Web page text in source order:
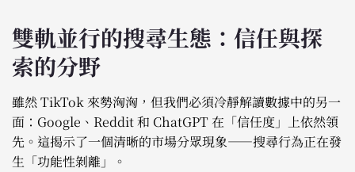
雙軌並行的搜尋生態：信任與探
索的分野
雖然 TikTok 來勢洶洶，但我們必須冷靜解讀數據中的另一
面：Google、Reddit 和 ChatGPT 在「信任度」上依然領
先。這揭示了一個清晰的市場分眾現象——搜尋行為正在發
生「功能性剝離」。